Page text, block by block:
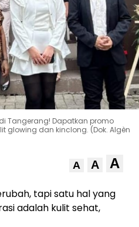
Tangerang! Dapatkan promo
glowing dan kinclong. (Dok. Algèn
A A A
tapi satu hal yang
adalah kulit sehat,